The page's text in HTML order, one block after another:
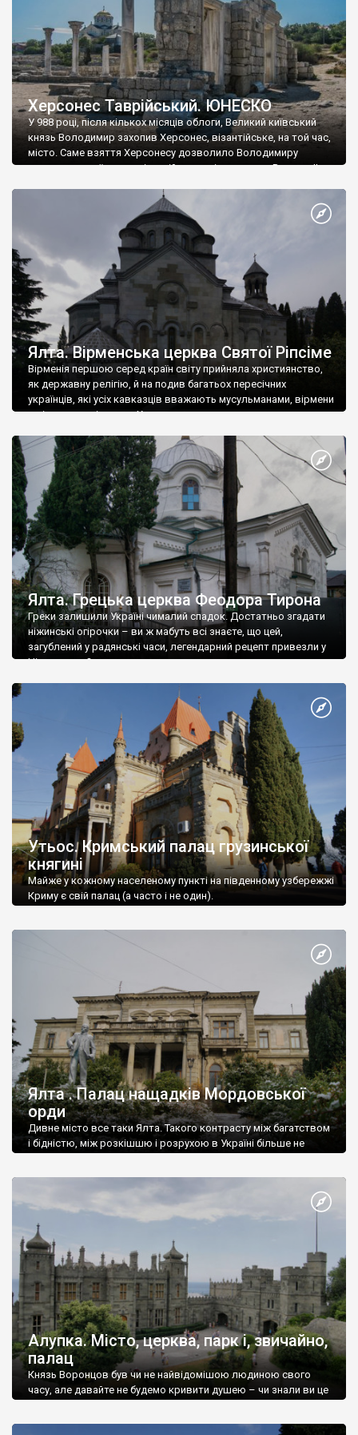
Херсонес Таврійський. ЮНЕСКО
У 988 році, після кількох місяців облоги, Великий київський
князь Володимир захопив Херсонес, візантійське, на той час,
місто. Саме взяття Херсонесу дозволило Володимиру
диктувати свої умови візантійському імператору Василю ІІ, та
Херсонесі Володимир-язичник, став Василем-християнином.
А потім було Хрещення Русі. На честь Херсонесу Таврійського
Ялта. Вірменська церква Святої Ріпсіме
Вірменія першою серед країн світу прийняла християнство,
як державну релігію, й на подив багатьох пересічних
українців, які усіх кавказців вважають мусульманами, вірмени
є відданими вірянами Христа
Ялта. Грецька церква Феодора Тирона
Греки залишили Україні чималий спадок. Достатньо згадати
ніжинські огірочки – ви ж мабуть всі знаєте, що цей,
загублений у радянські часи, легендарний рецепт привезли у
Ніжин греки?
Утьос. Кримський палац грузинської
княгині
Майже у кожному населеному пункті на південному узбережжі
Криму є свій палац (а часто і не один).
Ялта . Палац нащадків Мордовської
орди
Дивне місто все таки Ялта. Такого контрасту між багатством
і бідністю, між розкішшю і розрухою в Україні більше не
Алупка. Місто, церква, парк і, звичайно,
палац
Князь Воронцов був чи не найвідомішою людиною свого
часу, але давайте не будемо кривити душею – чи знали ви це